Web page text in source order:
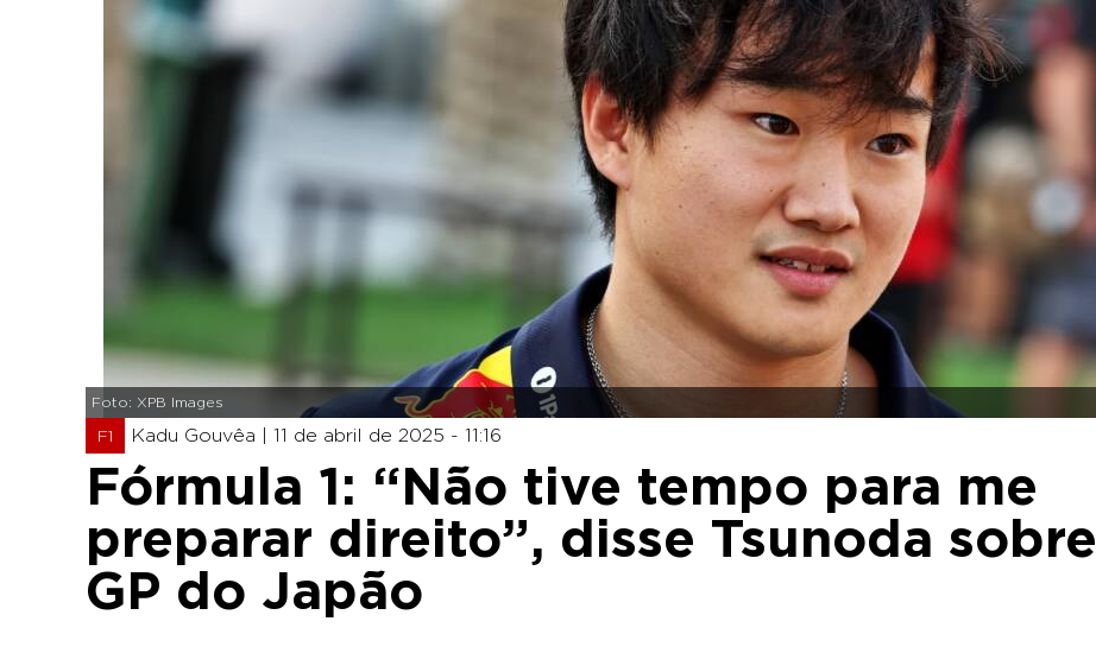
Foto: XPB Images
F1 Kadu Gouvêa | 11 de abril de 2025 - 11:16
Fórmula 1: “Não tive tempo para me
preparar direito”, disse Tsunoda sobre
GP do Japão